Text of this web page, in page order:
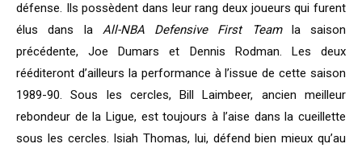
défense. Ils possèdent dans leur rang deux joueurs qui furent
élus dans la All-NBA Defensive First Team
la saison
précédente, Joe Dumars et Dennis Rodman. Les deux
rééditeront d’ailleurs la performance à l’issue de cette saison
1989-90. Sous les cercles, Bill Laimbeer, ancien meilleur
rebondeur de la Ligue, est toujours à l’aise dans la cueillette
sous les cercles. Isiah Thomas, lui, défend bien mieux qu’au